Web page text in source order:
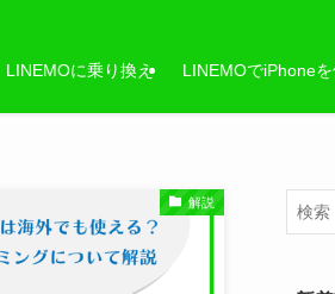
LINEMOに乗り換え LINEMOでiPhone
解説